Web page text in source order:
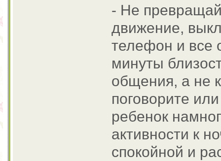
- Не
движение,
телефон и все
минуты
общения, а не
поговорите
ребенок
активности к
спокойной и